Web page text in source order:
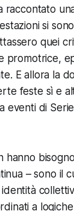
raccontato
si
quei
promotrice,
E allora la
feste sì e
eventi di
hanno
– sono il
a